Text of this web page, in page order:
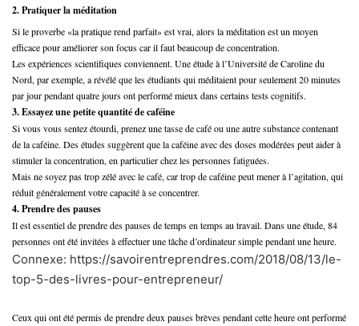
2. Pratiquer la méditation
Si le proverbe «la pratique rend parfait» est vrai, alors la méditation est un moyen
efficace pour améliorer son focus car il faut beaucoup de concentration.
Les expériences scientifiques conviennent. Une étude à l’Université de Caroline du
Nord, par exemple, a révélé que les étudiants qui méditaient pour seulement 20 minutes
par jour pendant quatre jours ont performé mieux dans certains tests cognitifs.
3. Essayez une petite quantité de caféine
Si vous vous sentez étourdi, prenez une tasse de café ou une autre substance contenant
de la caféine. Des études suggèrent que la caféine avec des doses modérées peut aider à
stimuler la concentration, en particulier chez les personnes fatiguées.
Mais ne soyez pas trop zélé avec le café, car trop de caféine peut mener à l’agitation, qui
réduit généralement votre capacité à se concentrer.
4. Prendre des pauses
Il est essentiel de prendre des pauses de temps en temps au travail. Dans une étude, 84
personnes ont été invitées à effectuer une tâche d’ordinateur simple pendant une heure.
Connexe: https://savoirentreprendres.com/2018/08/13/le-
top-5-des-livres-pour-entrepreneur/
Ceux qui ont été permis de prendre deux pauses brèves pendant cette heure ont performé